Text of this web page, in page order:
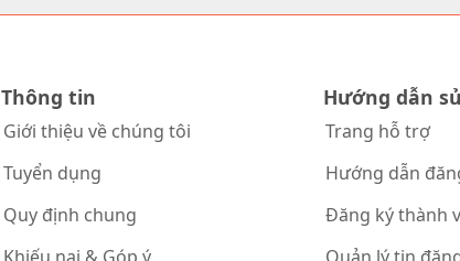
Thông tin
Giới thiệu về chúng tôi
Tuyển dụng
Quy định chung
Hướng dẫn
Trang hỗ trợ
Hướng dẫn
Đăng ký thành